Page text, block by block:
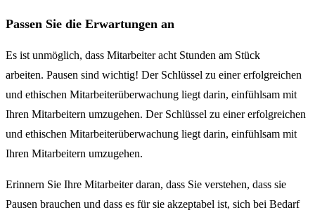
Passen Sie die Erwartungen an
Es ist unmöglich, dass Mitarbeiter acht Stunden am Stück
arbeiten. Pausen sind wichtig! Der Schlüssel zu einer erfolgreichen
und ethischen Mitarbeiterüberwachung liegt darin, einfühlsam mit
Ihren Mitarbeitern umzugehen. Der Schlüssel zu einer erfolgreichen
und ethischen Mitarbeiterüberwachung liegt darin, einfühlsam mit
Ihren Mitarbeitern umzugehen.
Erinnern Sie Ihre Mitarbeiter daran, dass Sie verstehen, dass sie
Pausen brauchen und dass es für sie akzeptabel ist, sich bei Bedarf